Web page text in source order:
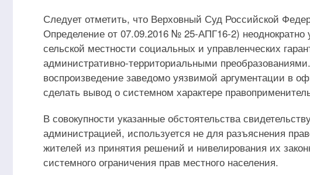
Следует отметить, что Верховный Суд Российской
Определение от 07.09.2016 № 25-АПГ16-2)
сельской местности социальных и управленческих
административно-территориальными
воспроизведение заведомо уязвимой аргументации в
сделать вывод о системном характере
В совокупности указанные обстоятельства
администрацией, используется не для разъяснения
жителей из принятия решений и нивелирования их
системного ограничения прав местного населения.